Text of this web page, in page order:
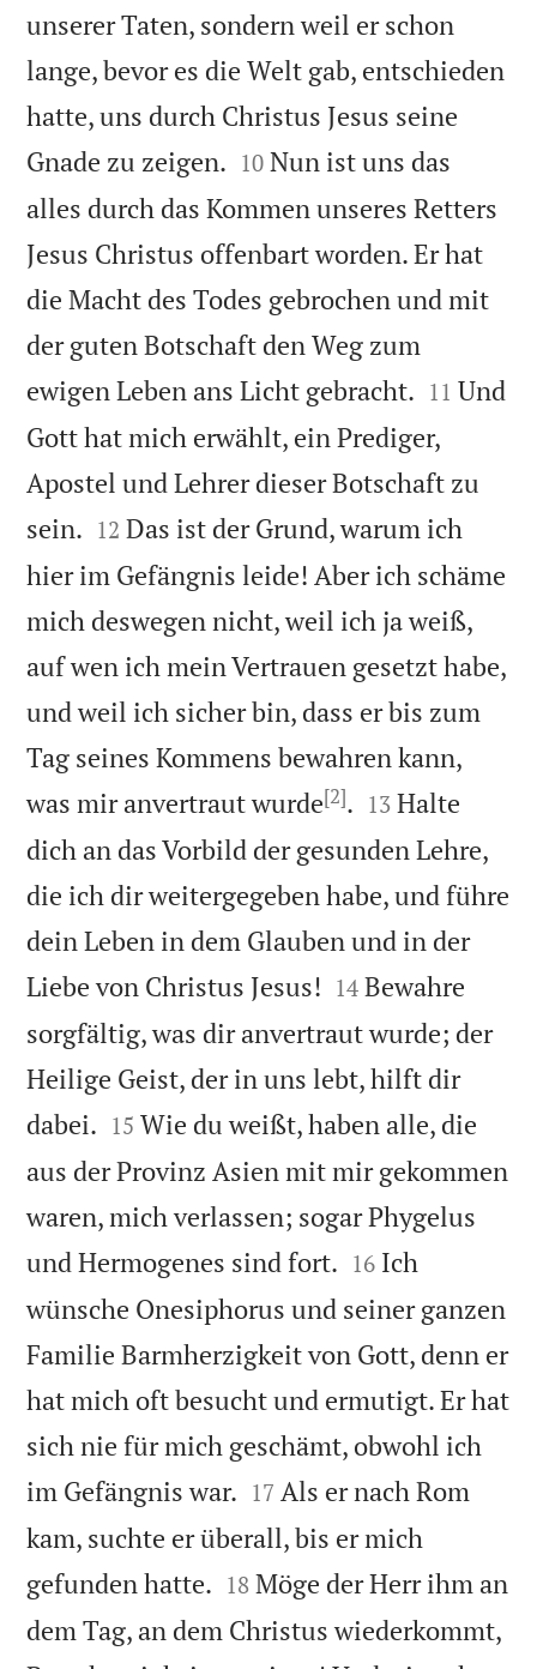
unserer Taten, sondern weil er schon
lange, bevor es die Welt gab, entschieden
hatte, uns durch Christus Jesus seine
Gnade zu zeigen. 

10 Nun ist uns das
alles durch das Kommen unseres Retters
Jesus Christus offenbart worden. Er hat
die Macht des Todes gebrochen und mit
der guten Botschaft den Weg zum
ewigen Leben ans Licht gebracht. 

11 Und
Gott hat mich erwählt, ein Prediger,
Apostel und Lehrer dieser Botschaft zu
sein. 

12 Das ist der Grund, warum ich
hier im Gefängnis leide! Aber ich schäme
mich deswegen nicht, weil ich ja weiß,
auf wen ich mein Vertrauen gesetzt habe,
und weil ich sicher bin, dass er bis zum
Tag seines Kommens bewahren kann,
was mir anvertraut wurde[2]. 

13 Halte
dich an das Vorbild der gesunden Lehre,
die ich dir weitergegeben habe, und führe
dein Leben in dem Glauben und in der
Liebe von Christus Jesus! 

14 Bewahre
sorgfältig, was dir anvertraut wurde; der
Heilige Geist, der in uns lebt, hilft dir
dabei. 

15 Wie du weißt, haben alle, die
aus der Provinz Asien mit mir gekommen
waren, mich verlassen; sogar Phygelus
und Hermogenes sind fort. 

16 Ich
wünsche Onesiphorus und seiner ganzen
Familie Barmherzigkeit von Gott, denn er
hat mich oft besucht und ermutigt. Er hat
sich nie für mich geschämt, obwohl ich
im Gefängnis war. 

17 Als er nach Rom
kam, suchte er überall, bis er mich
gefunden hatte. 

18 Möge der Herr ihm an
dem Tag, an dem Christus wiederkommt,